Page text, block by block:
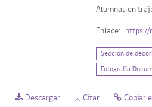
Alumnas en
Enlace: https://
Sección de
Fotografía
Descargar Citar Copiar